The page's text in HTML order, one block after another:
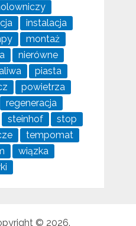
instalacja
montaż
nierówne
piasta
powietrza
regeneracja
steinhof
stop
tempomat
wiązka
© 2026.